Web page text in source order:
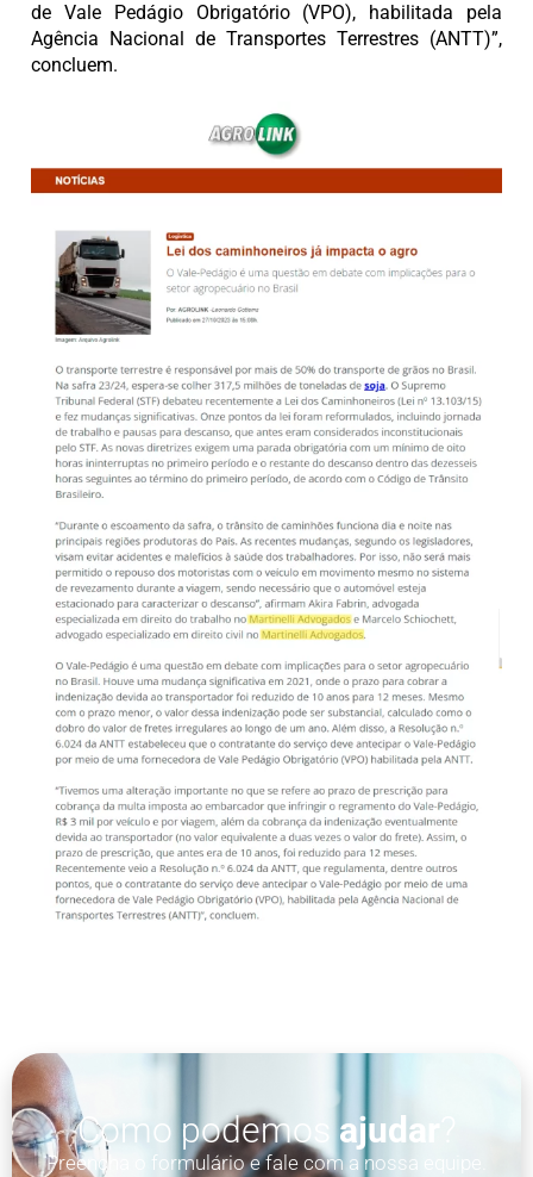
de Vale Pedágio Obrigatório (VPO), habilitada pela
Agência Nacional de Transportes Terrestres (ANTT)”,
concluem.
Como podemos ajudar
Preencha o formulário e fale com a nossa equipe.